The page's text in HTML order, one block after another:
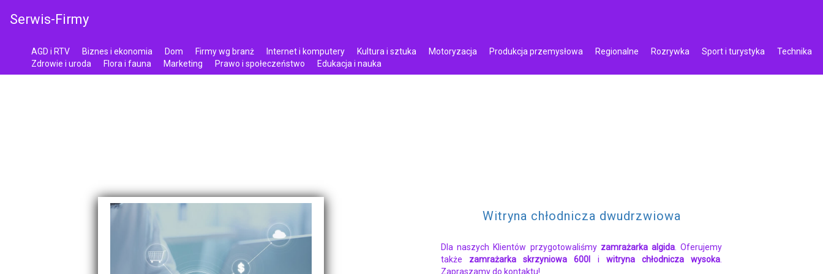
Serwis-Firmy
AGD i RTV Biznes i ekonomia Dom Firmy wg branż Internet i komputery Kultura i sztuka Motoryzacja Produkcja przemysłowa Regionalne Rozrywka Sport i turystyka
Technika
Zdrowie i uroda
Flora i fauna Marketing Prawo i społeczeństwo Edukacja i nauka
Witryna chłodnicza dwudrzwiowa
Dla naszych Klientów przygotowaliśmy zamrażarka algida . Oferujemy
także zamrażarka skrzyniowa 600l i witryna chłodnicza wysoka
Zapraszamy do kontaktu!